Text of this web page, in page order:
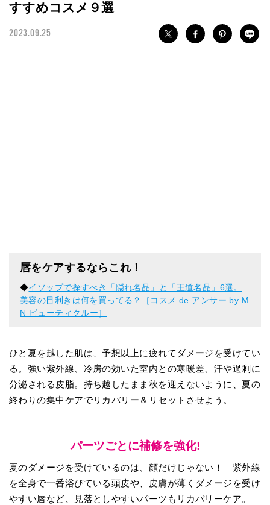
すすめコスメ９選
2023.09.25
唇をケアするならこれ！
◆イソップで探すべき「隠れ名品」と「王道名品」6選。
美容の目利きは何を買ってる？［コスメ de アンサー by M
N ビューティクルー］
ひと夏を越した肌は、予想以上に疲れてダメージを受けてい
る。強い紫外線、冷房の効いた室内との寒暖差、汗や過剰に
分泌される皮脂。持ち越したまま秋を迎えないように、夏の
終わりの集中ケアでリカバリー＆リセットさせよう。
パーツごとに補修を強化!
夏のダメージを受けているのは、顔だけじゃない！ 紫外線
を全身で一番浴びている頭皮や、皮膚が薄くダメージを受け
やすい唇など、見落としやすいパーツもリカバリーケア。